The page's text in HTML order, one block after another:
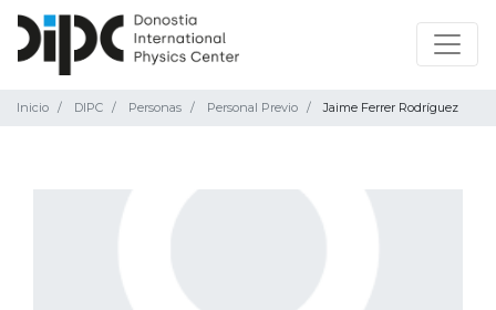
Inicio DIPC Personas Personal Previo Jaime Ferrer Rodríguez